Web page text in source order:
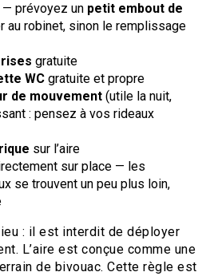
prévoyez un petit embout de
au robinet, sinon le remplissage
gratuite
WC gratuite et propre
de mouvement (utile la nuit,
: pensez à vos rideaux
sur l’aire
sur place — les
se trouvent un peu plus loin,
: il est interdit de déployer
L’aire est conçue comme une
de bivouac. Cette règle est